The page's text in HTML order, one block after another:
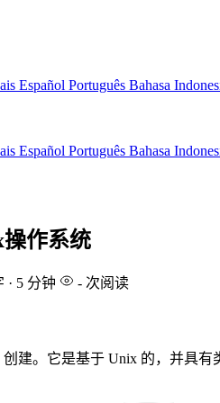
Español Português Bahasa
Español Português Bahasa
作系统
· 5 分钟 - 次阅读
建。它是基于 Unix 的，并具